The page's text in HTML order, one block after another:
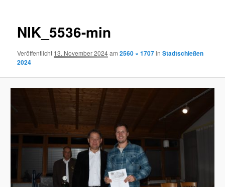
NIK_5536-min
Veröffentlicht 13. November 2024am2560 × 1707inStadtschießen
2024